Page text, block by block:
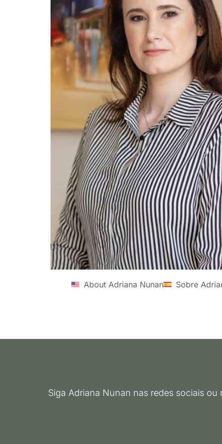
About Adriana Nunan Sobre
Siga Adriana Nunan nas redes sociais